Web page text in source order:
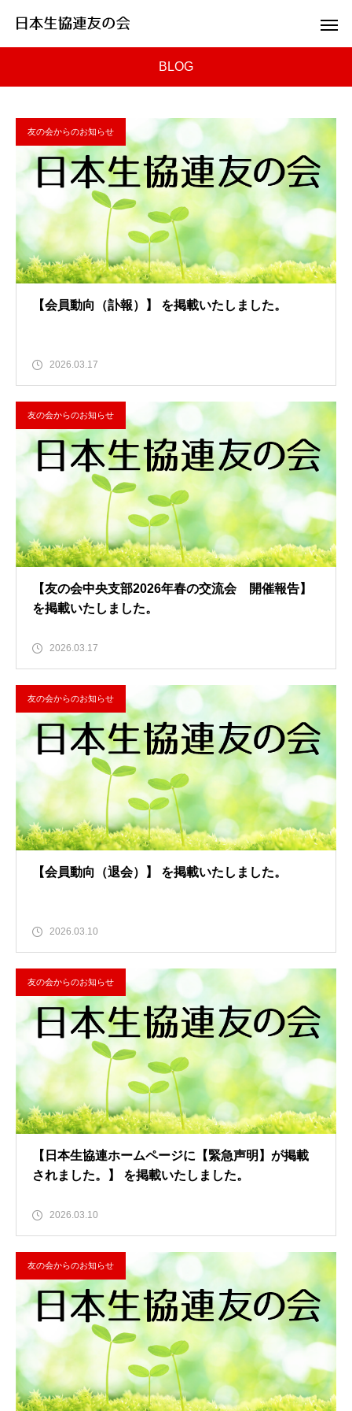
BLOG
友の会からのお知らせ
【会員動向（訃報）】 を掲載いたしました。
2026.03.17
友の会からのお知らせ
【友の会中央支部2026年春の交流会 開催報告】
を掲載いたしました。
2026.03.17
友の会からのお知らせ
【会員動向（退会）】 を掲載いたしました。
2026.03.10
友の会からのお知らせ
【日本生協連ホームページに【緊急声明】が掲載
されました。】 を掲載いたしました。
2026.03.10
友の会からのお知らせ